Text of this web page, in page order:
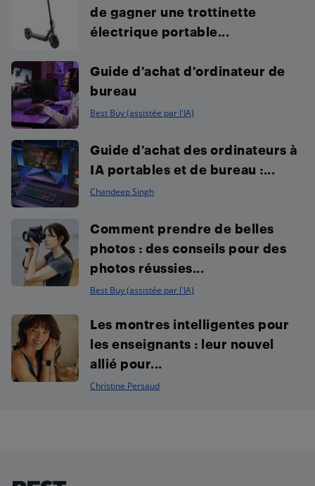
de gagner une trottinette
électrique portable...
Guide d’achat d’ordinateur de
bureau
Best Buy (assistée par l'IA)
Guide d’achat des ordinateurs à
IA portables et de bureau :...
Chandeep Singh
Comment prendre de belles
photos : des conseils pour des
photos réussies...
Best Buy (assistée par l'IA)
Les montres intelligentes pour
les enseignants : leur nouvel
allié pour...
Christine Persaud